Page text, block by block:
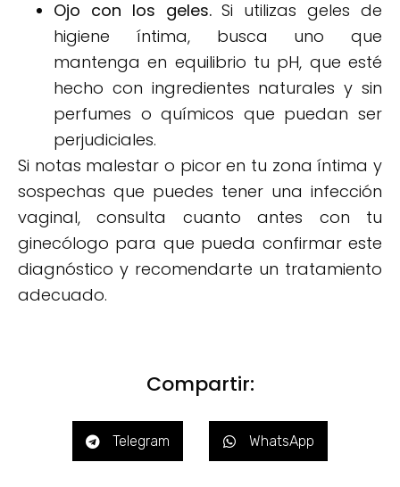
Ojo con los geles.Si utilizas geles de
higiene íntima, busca uno que
mantenga en equilibrio tu pH, que esté
hecho con ingredientes naturales y sin
perfumes o químicos que puedan ser
perjudiciales.
Si notas malestar o picor en tu zona íntima y
sospechas que puedes tener una infección
vaginal, consulta cuanto antes con tu
ginecólogo para que pueda confirmar este
diagnóstico y recomendarte un tratamiento
adecuado.
Compartir:
Telegram WhatsApp